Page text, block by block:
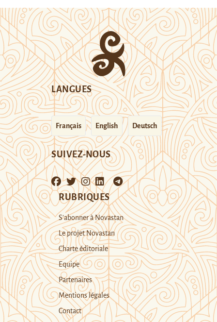
LANGUES
Français English Deutsch
SUIVEZ-NOUS
RUBRIQUES
S’abonner à Novastan
Le projet Novastan
Charte éditoriale
Equipe
Partenaires
Mentions légales
Contact